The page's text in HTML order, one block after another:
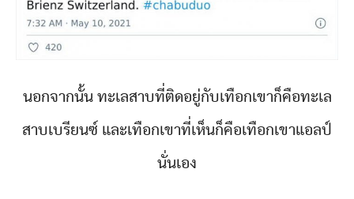
นอกจากนั้น ทะเลสาบที่ติดอยู่กับเทือกเขาก็คือทะเล
สาบเบรียนซ์ และเทือกเขาที่เห็นก็คือเทือกเขาแอลป์
นั่นเอง